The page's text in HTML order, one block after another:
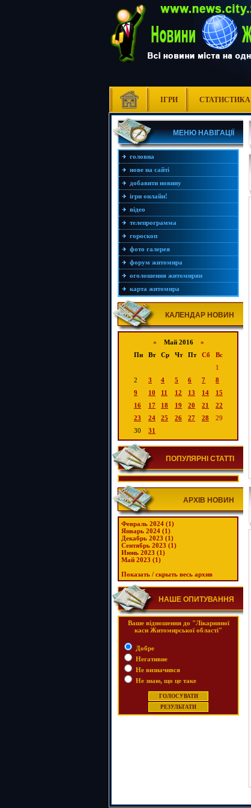
ІГРИ СТАТИСТИКА
МЕНЮ НАВІГАЦІЇ
головна
нове на сайті
добавити новину
ігри онлайн!
відео
телепрограмма
гороскоп
фото галерея
форум житомира
оголошення житомирян
карта житомира
КАЛЕНДАР НОВИН
« Май 2016 »
Пн
Вт Ср Чт Пт Сб
Вс
1
2
3 4 5 6 7
8
9
10 11 12 13 14
15
16
17 18 19 20 21
22
23
24 25 26 27 28
29
30
31
ПОПУЛЯРНІ СТАТТІ
АРХІВ НОВИН
Февраль 2024 (1)
Январь 2024 (1)
Декабрь 2023 (1)
Сентябрь 2023 (1)
Июнь 2023 (1)
Май 2023 (1)
Показать / скрыть весь архив
НАШЕ ОПИТУВАННЯ
Ваше відношення до "Лікарняної
каси Житомирської області"
Добре
Негативне
Не визначився
Не знаю, що це таке